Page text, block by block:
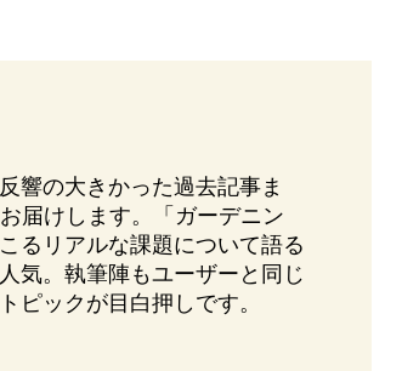
響の大きかった過去記事ま
届けします。「ガーデニン
るリアルな課題について語る
気。執筆陣もユーザーと同じ
ピックが目白押しです。